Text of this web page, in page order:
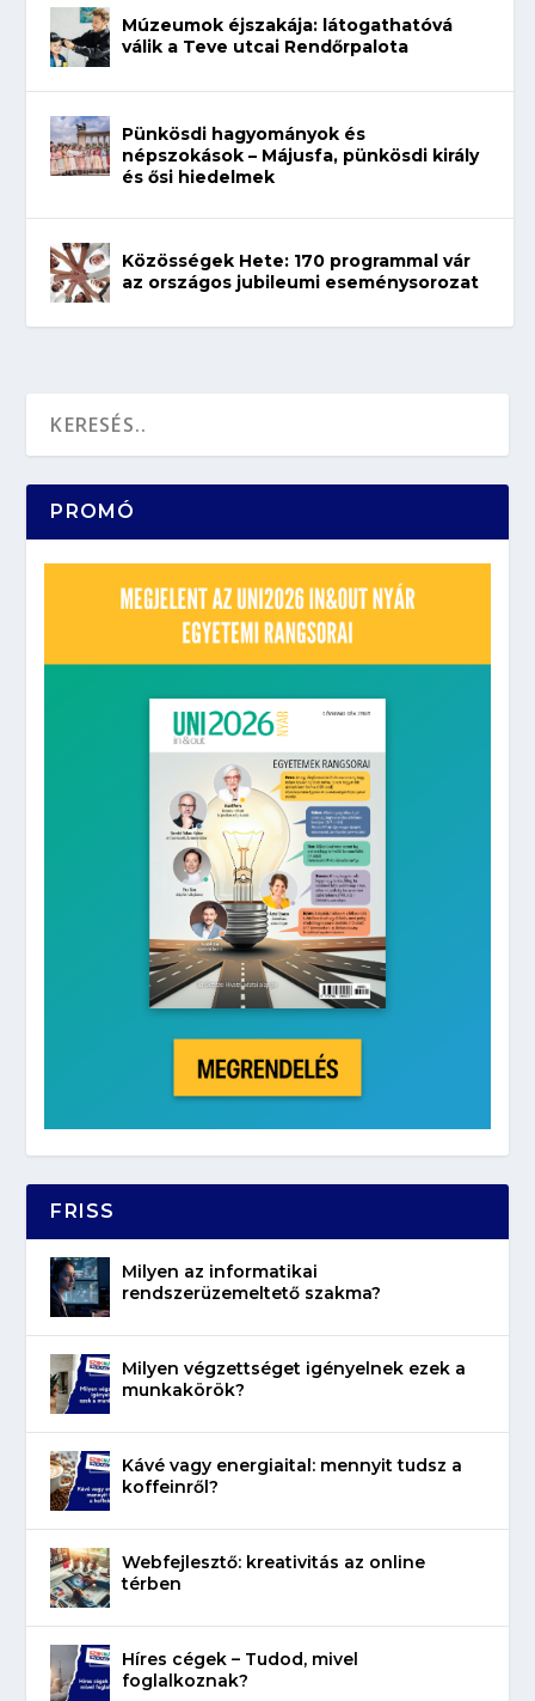
Múzeumok éjszakája: látogathatóvá
válik a Teve utcai Rendőrpalota
Pünkösdi hagyományok és
népszokások – Májusfa, pünkösdi király
és ősi hiedelmek
Közösségek Hete: 170 programmal vár
az országos jubileumi eseménysorozat
PROMÓ
FRISS
Milyen az informatikai
rendszerüzemeltető szakma?
Milyen végzettséget igényelnek ezek a
munkakörök?
Kávé vagy energiaital: mennyit tudsz a
koffeinről?
Webfejlesztő: kreativitás az online
térben
Híres cégek – Tudod, mivel
foglalkoznak?